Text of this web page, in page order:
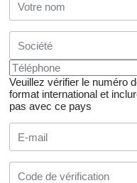
Veuillez vérifier le numéro
format international et
pas avec ce pays